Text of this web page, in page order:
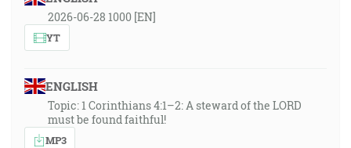
2026-06-28 1000 [EN]
YT
ENGLISH
Topic: 1 Corinthians 4:1–2: A steward of the LORD
must be found faithful!
MP3